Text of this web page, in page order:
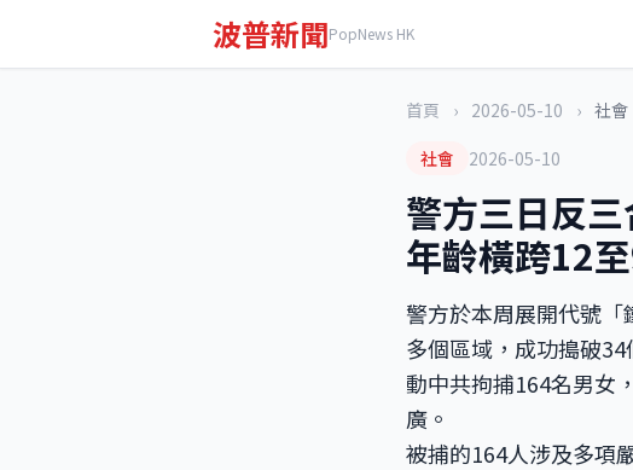
波普新聞PopNews HK
首頁 › 2026-05-10 › 社會
社會
2026-05-10
警方三日反
年齡橫跨12
警方於本周展開代號
多個區域，成功搗破
動中共拘捕164名男女
廣。
被捕的164人涉及多項